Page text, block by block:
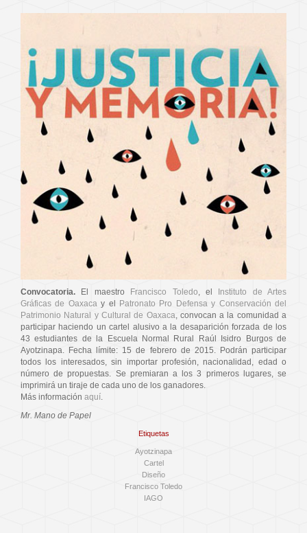
Convocatoria. El maestro Francisco Toledo , el
Instituto de Artes
Gráficas de Oaxaca y el
Patronato Pro Defensa y Conservación del
Patrimonio Natural y Cultural de Oaxaca , convocan a la comunidad a
participar haciendo un cartel alusivo a la desaparición forzada de los
43 estudiantes de la Escuela Normal Rural Raúl Isidro Burgos de
Ayotzinapa. Fecha límite: 15 de febrero de 2015. Podrán participar
todos los interesados, sin importar profesión, nacionalidad, edad o
número de propuestas. Se premiaran a los 3 primeros lugares, se
imprimirá un tiraje de cada uno de los ganadores.
Más información aquí
Mr. Mano de Papel
Etiquetas
Ayotzinapa
Cartel
Diseño
Francisco Toledo
IAGO